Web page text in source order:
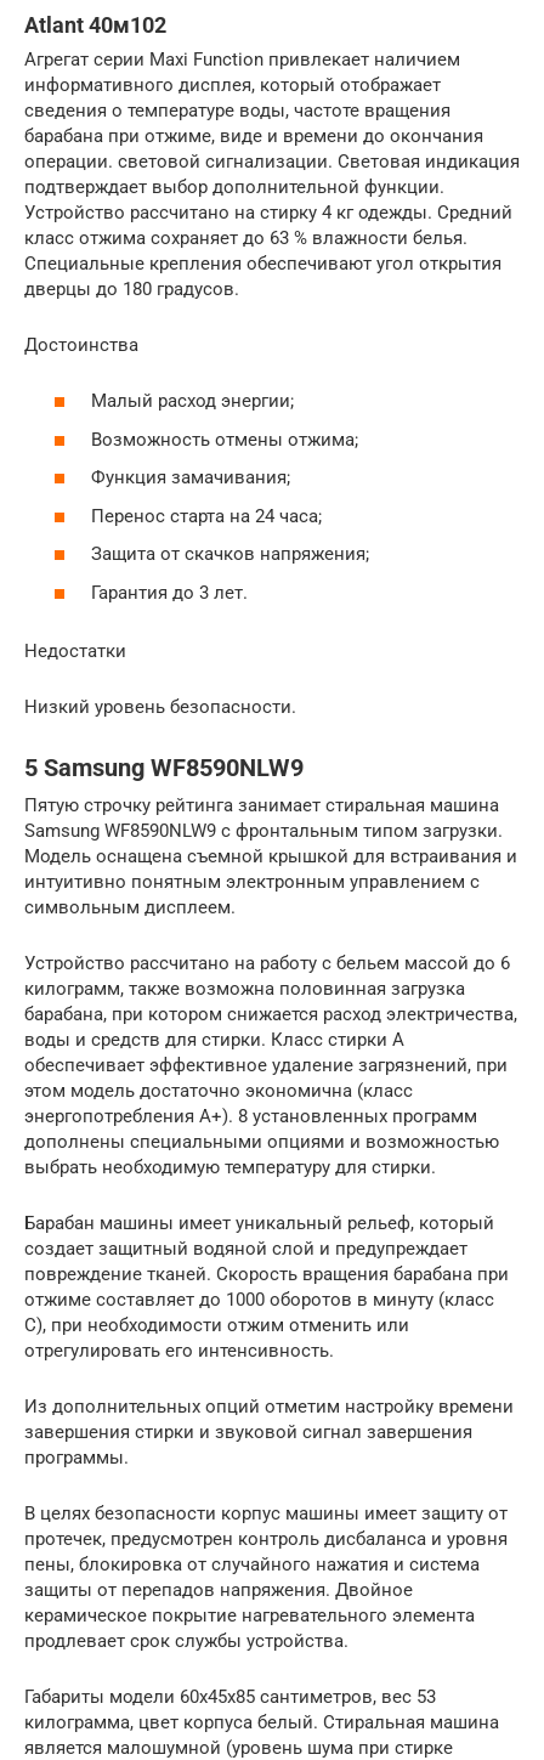
Atlant 40м102
Агрегат серии Maxi Function привлекает наличием
информативного дисплея, который отображает
сведения о температуре воды, частоте вращения
барабана при отжиме, виде и времени до окончания
операции. световой сигнализации. Световая индикация
подтверждает выбор дополнительной функции.
Устройство рассчитано на стирку 4 кг одежды. Средний
класс отжима сохраняет до 63 % влажности белья.
Специальные крепления обеспечивают угол открытия
дверцы до 180 градусов.
Достоинства
Малый расход энергии;
Возможность отмены отжима;
Функция замачивания;
Перенос старта на 24 часа;
Защита от скачков напряжения;
Гарантия до 3 лет.
Недостатки
Низкий уровень безопасности.
5 Samsung WF8590NLW9
Пятую строчку рейтинга занимает стиральная машина
Samsung WF8590NLW9 с фронтальным типом загрузки.
Модель оснащена съемной крышкой для встраивания и
интуитивно понятным электронным управлением с
символьным дисплеем.
Устройство рассчитано на работу с бельем массой до 6
килограмм, также возможна половинная загрузка
барабана, при котором снижается расход электричества,
воды и средств для стирки. Класс стирки А
обеспечивает эффективное удаление загрязнений, при
этом модель достаточно экономична (класс
энергопотребления A+). 8 установленных программ
дополнены специальными опциями и возможностью
выбрать необходимую температуру для стирки.
Барабан машины имеет уникальный рельеф, который
создает защитный водяной слой и предупреждает
повреждение тканей. Скорость вращения барабана при
отжиме составляет до 1000 оборотов в минуту (класс
С), при необходимости отжим отменить или
отрегулировать его интенсивность.
Из дополнительных опций отметим настройку времени
завершения стирки и звуковой сигнал завершения
программы.
В целях безопасности корпус машины имеет защиту от
протечек, предусмотрен контроль дисбаланса и уровня
пены, блокировка от случайного нажатия и система
защиты от перепадов напряжения. Двойное
керамическое покрытие нагревательного элемента
продлевает срок службы устройства.
Габариты модели 60x45x85 сантиметров, вес 53
килограмма, цвет корпуса белый. Стиральная машина
является малошумной (уровень шума при стирке